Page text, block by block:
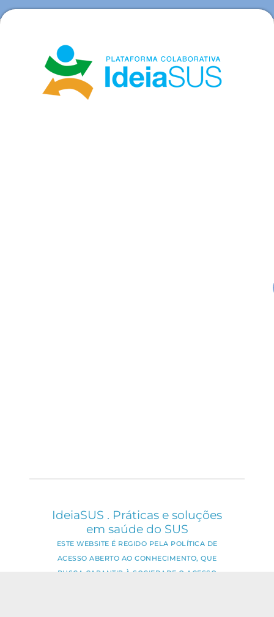
IdeiaSUS . Práticas e soluções
em saúde do SUS
ESTE WEBSITE É REGIDO PELA POLÍTICA DE
ACESSO ABERTO AO CONHECIMENTO, QUE
BUSCA GARANTIR À SOCIEDADE O ACESSO